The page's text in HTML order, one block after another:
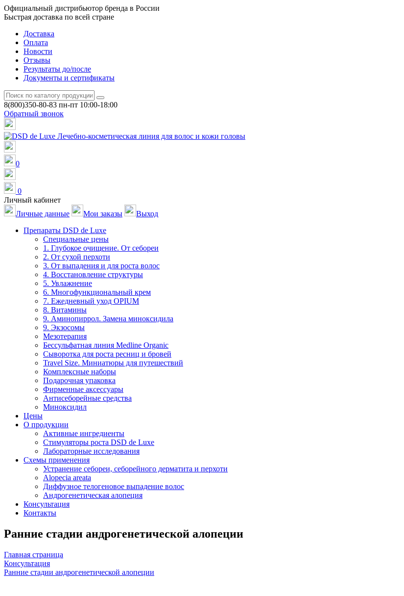
Официальный дистрибьютор бренда в России
Быстрая доставка по всей стране
Доставка
Оплата
Новости
Отзывы
Результаты до/после
Документы и сертификаты
8(800)350-80-83 пн-пт 10:00-18:00
Обратный звонок
0
0
Личный кабинет
Личные данные
Мои заказы
Выход
Препараты DSD de Luxe
Специальные цены
1. Глубокое очищение. От себореи
2. От сухой перхоти
3. От выпадения и для роста волос
4. Восстановление структуры
5. Увлажнение
6. Многофункциональный крем
7. Ежедневный уход OPIUM
8. Витамины
9. Аминопиррол. Замена миноксидила
9. Экзосомы
Мезотерапия
Бессульфатная линия Medline Organic
Сыворотка для роста ресниц и бровей
Travel Size. Миниатюры для путешествий
Комплексные наборы
Подарочная упаковка
Фирменные аксессуары
Антисеборейные средства
Миноксидил
Цены
О продукции
Активные ингредиенты
Стимуляторы роста DSD de Luxe
Лабораторные исследования
Схемы применения
Устранение себореи, себорейного дерматита и перхоти
Alopecia areata
Диффузное телогеновое выпадение волос
Андрогенетическая алопеция
Консультация
Контакты
Ранние стадии андрогенетической алопеции
Главная страница
Консультация
Ранние стадии андрогенетической алопеции